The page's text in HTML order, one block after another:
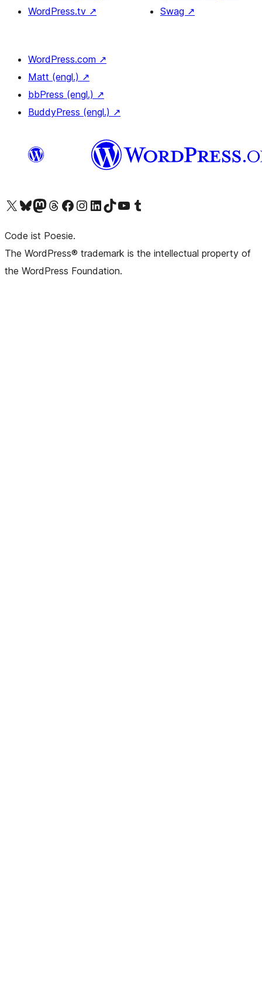
WordPress.tv ↗
Swag ↗
WordPress.com ↗
Matt (engl.) ↗
bbPress (engl.) ↗
BuddyPress (engl.) ↗
Unser X-Konto (früher Twitter) besuchen
Unser Bluesky-Konto besuchen
Unser Mastodon-Konto besuchen
Unser Threads-Konto besuchen
Unsere Facebook-Seite besuchen
Unser Instagram-Konto besuchen
Unser LinkedIn-Konto besuchen
Unser TikTok-Konto besuchen
Unseren YouTube-Kanal besuchen
Unser Tumblr-Konto besuchen
Code ist Poesie.
The WordPress® trademark is the intellectual property of
the WordPress Foundation.